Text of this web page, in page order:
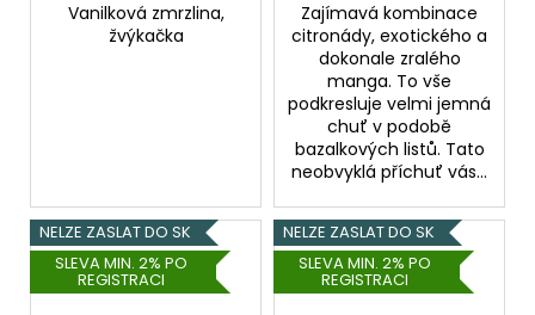
Vanilková zmrzlina,
žvýkačka
Zajímavá kombinace
citronády, exotického a
dokonale zralého
manga. To vše
podkresluje velmi jemná
chuť v podobě
bazalkových listů. Tato
neobvyklá příchuť vás...
NELZE ZASLAT DO SK
SLEVA MIN. 2% PO
REGISTRACI
NELZE ZASLAT DO SK
SLEVA MIN. 2% PO
REGISTRACI